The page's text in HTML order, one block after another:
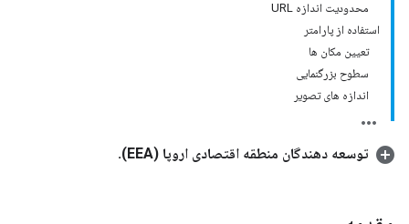
محدودیت اندازه URL
استفاده از پارامتر
تعیین مکان ها
سطوح بزرگنمایی
اندازه های تصویر
توسعه دهندگان منطقه اقتصادی اروپا (EEA).